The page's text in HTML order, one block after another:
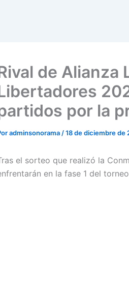
de Alianza
por la
adminsonorama /18 de diciembre de
el sorteo que realizó la
en la fase 1 del